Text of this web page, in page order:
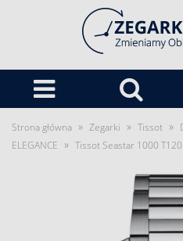
Strona główna » Zegarki » Tissot »
ELEGANCE » Tissot Seastar 1000